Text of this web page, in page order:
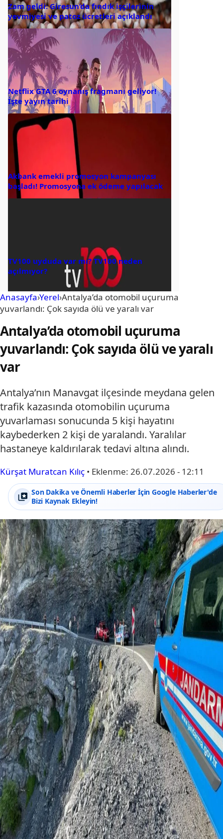
Zam geldi: Giresun’da fındık işçilerinin
yevmiyesi ve patoz ücretleri açıklandı
Netflix GTA 6 oynanış fragmanı geliyor!
İşte yayın tarihi
Akbank emekli promosyon kampanyası
başladı! Promosyona ek ödeme yapılacak
TV100 uyduda var mı? TV100 neden
açılmıyor?
Anasayfa›Yerel›Antalya’da otomobil uçuruma
yuvarlandı: Çok sayıda ölü ve yaralı var
Antalya’da otomobil uçuruma
yuvarlandı: Çok sayıda ölü ve yaralı
var
Antalya’nın Manavgat ilçesinde meydana gelen
trafik kazasında otomobilin uçuruma
yuvarlaması sonucunda 5 kişi hayatını
kaybederken 2 kişi de yaralandı. Yaralılar
hastaneye kaldırılarak tedavi altına alındı.
Kürşat Muratcan Kılıç • Eklenme: 26.07.2026 - 12:11
Son Dakika ve Önemli Haberler İçin Google Haberler'de
Bizi Kaynak Ekleyin!